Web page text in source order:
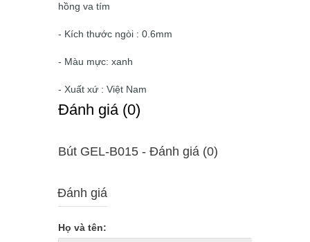
hồng va tím
- Kích thước ngòi : 0.6mm
- Màu mực: xanh
- Xuất xứ : Việt Nam
Ðánh giá (0)
Bút GEL-B015 - Ðánh giá (0)
Đánh giá
Họ và tên: